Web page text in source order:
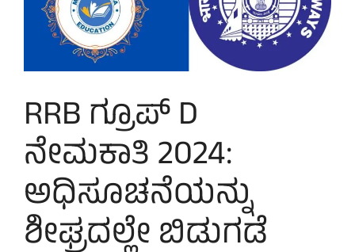
RRB ಗ್ರೂಪ್ D
ನೇಮಕಾತಿ 2024:
ಅಧಿಸೂಚನೆಯನ್ನು
ಶೀಘ್ರದಲ್ಲೇ ಬಿಡುಗಡೆ